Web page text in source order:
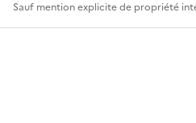
Sauf mention explicite de propriété